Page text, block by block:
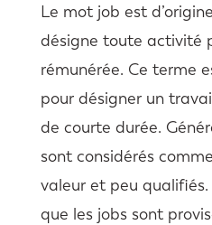
Le mot job est
désigne toute activité
rémunérée. Ce terme
pour désigner un
de courte durée.
sont considérés
valeur et peu
que les jobs sont